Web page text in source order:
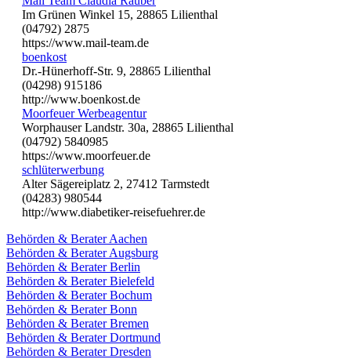
Im Grünen Winkel 15, 28865 Lilienthal
(04792) 2875
https://www.mail-team.de
boenkost
Dr.-Hünerhoff-Str. 9, 28865 Lilienthal
(04298) 915186
http://www.boenkost.de
Moorfeuer Werbeagentur
Worphauser Landstr. 30a, 28865 Lilienthal
(04792) 5840985
https://www.moorfeuer.de
schlüterwerbung
Alter Sägereiplatz 2, 27412 Tarmstedt
(04283) 980544
http://www.diabetiker-reisefuehrer.de
Behörden & Berater Aachen
Behörden & Berater Augsburg
Behörden & Berater Berlin
Behörden & Berater Bielefeld
Behörden & Berater Bochum
Behörden & Berater Bonn
Behörden & Berater Bremen
Behörden & Berater Dortmund
Behörden & Berater Dresden